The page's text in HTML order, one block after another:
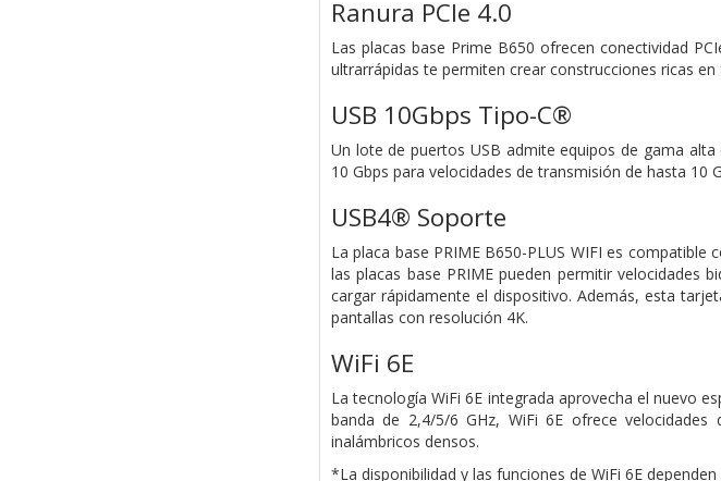
Ranura PCIe 4.0
Las placas base Prime B650 ofrecen conectividad
ultrarrápidas te permiten crear construcciones ricas
USB 10Gbps Tipo-C®
Un lote de puertos USB admite equipos de gama
10 Gbps para velocidades de transmisión de hasta 10
USB4® Soporte
La placa base PRIME B650-PLUS WIFI es
las placas base PRIME pueden permitir velocidades
cargar rápidamente el dispositivo. Además, esta
pantallas con resolución 4K.
WiFi 6E
La tecnología WiFi 6E integrada aprovecha el nuevo
banda de 2,4/5/6 GHz, WiFi 6E ofrece
inalámbricos densos.
*La disponibilidad y las funciones de WiFi 6E